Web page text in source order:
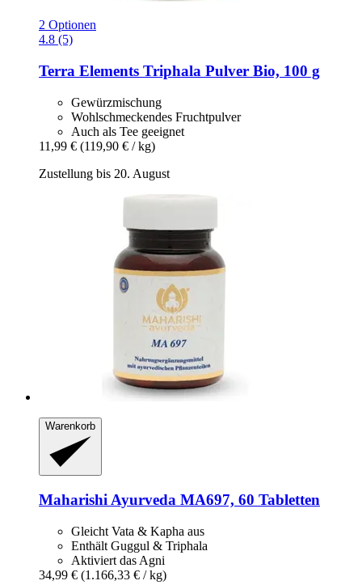
2 Optionen
4.8 (5)
Terra Elements Triphala Pulver Bio, 100 g
Gewürzmischung
Wohlschmeckendes Fruchtpulver
Auch als Tee geeignet
11,99 € (119,90 € / kg)
Zustellung bis 20. August
Warenkorb
Maharishi Ayurveda MA697, 60 Tabletten
Gleicht Vata & Kapha aus
Enthält Guggul & Triphala
Aktiviert das Agni
34,99 € (1.166,33 € / kg)